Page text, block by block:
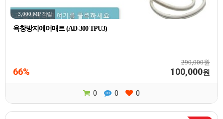
3,000 MP 적립
욕창방지에어매트 (AD-300 TPU3)
290,000원
66% 100,000원
0 0 0